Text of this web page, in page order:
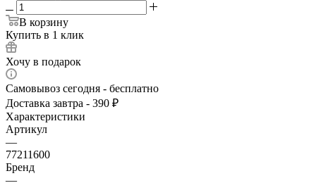
В корзину
Купить в 1 клик
Хочу в подарок
Самовывоз сегодня - бесплатно
Доставка завтра - 390 ₽
Характеристики
Артикул
—
77211600
Бренд
—